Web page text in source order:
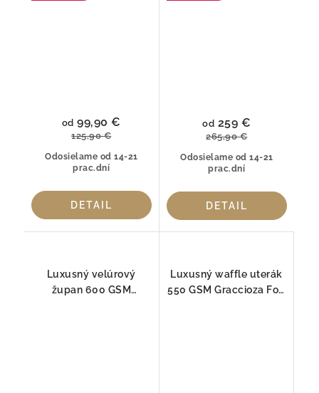
Odosielame od 14-21
prac.dní
od 99,90 €
125,90 €
DETAIL
Odosielame od 14-21
prac.dní
od 259 €
265,90 €
DETAIL
Luxusný velúrový
župan 600 GSM
Luxusný waffle uterák
550 GSM Graccioza Fog